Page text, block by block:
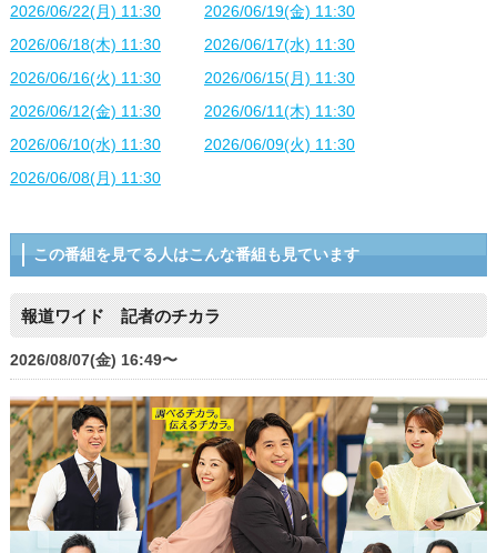
2026/06/22(月) 11:30
2026/06/19(金) 11:30
2026/06/18(木) 11:30
2026/06/17(水) 11:30
2026/06/16(火) 11:30
2026/06/15(月) 11:30
2026/06/12(金) 11:30
2026/06/11(木) 11:30
2026/06/10(水) 11:30
2026/06/09(火) 11:30
2026/06/08(月) 11:30
この番組を見てる人はこんな番組も見ています
報道ワイド 記者のチカラ
2026/08/07(金) 16:49〜